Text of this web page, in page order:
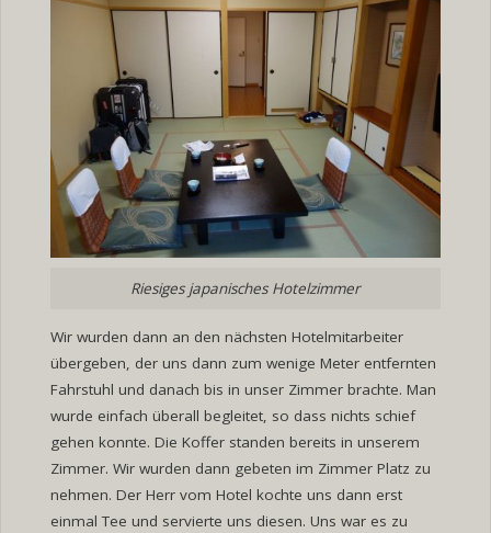
Riesiges japanisches Hotelzimmer
Wir wurden dann an den nächsten Hotelmitarbeiter
übergeben, der uns dann zum wenige Meter entfernten
Fahrstuhl und danach bis in unser Zimmer brachte. Man
wurde einfach überall begleitet, so dass nichts schief
gehen konnte. Die Koffer standen bereits in unserem
Zimmer. Wir wurden dann gebeten im Zimmer Platz zu
nehmen. Der Herr vom Hotel kochte uns dann erst
einmal Tee und servierte uns diesen. Uns war es zu